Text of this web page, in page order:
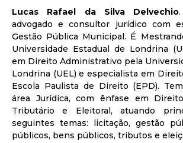
Lucas Rafael da Silva Delvechio
advogado e consultor jurídico com
Gestão Pública Municipal. É
Universidade Estadual de Londrina
em Direito Administrativo pela
Londrina (UEL) e especialista em
Escola Paulista de Direito (EPD).
área Jurídica, com ênfase em
Tributário e Eleitoral, atuando
seguintes temas: licitação, gestão
públicos, bens públicos, tributos e